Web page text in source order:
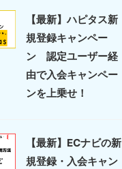
【最新】ハピタス新
規登録キャンペー
ン 認定ユーザー経
由で入会キャンペー
ンを上乗せ！
【最新】ECナビの新
規登録・入会キャン